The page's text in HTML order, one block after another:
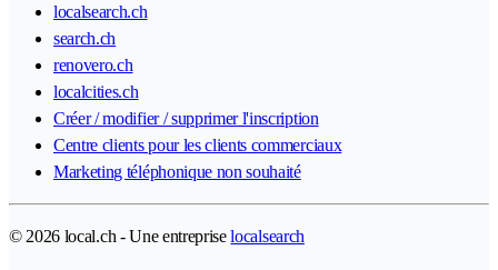
localsearch.ch
search.ch
renovero.ch
localcities.ch
Créer / modifier / supprimer l'inscription
Centre clients pour les clients commerciaux
Marketing téléphonique non souhaité
© 2026 local.ch - Une entrepriselocalsearch